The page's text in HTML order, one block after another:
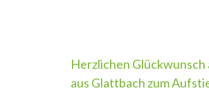
Herzlichen Glückwunsch
aus Glattbach zum